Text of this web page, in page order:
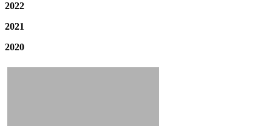
2022
2021
2020